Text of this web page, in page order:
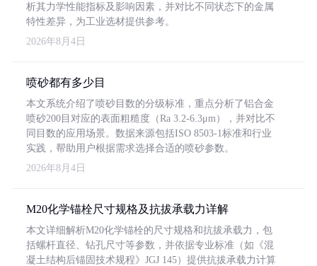
析其力学性能指标及影响因素，并对比不同状态下的金属
特性差异，为工业选材提供参考。
2026年8月4日
喷砂都有多少目
本文系统介绍了喷砂目数的分级标准，重点分析了铝合金
喷砂200目对应的表面粗糙度（Ra 3.2-6.3μm），并对比不
同目数的应用场景。数据来源包括ISO 8503-1标准和行业
实践，帮助用户根据需求选择合适的喷砂参数。
2026年8月4日
M20化学锚栓尺寸规格及抗拔承载力详解
本文详细解析M20化学锚栓的尺寸规格和抗拔承载力，包
括螺杆直径、钻孔尺寸等参数，并依据专业标准（如《混
凝土结构后锚固技术规程》JGJ 145）提供抗拔承载力计算